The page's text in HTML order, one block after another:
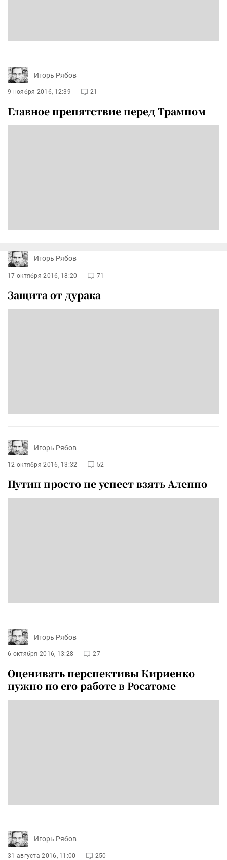
Игорь Рябов
9 ноября 2016, 12:39 21
Главное препятствие перед Трампом
Игорь Рябов
17 октября 2016, 18:20 71
Защита от дурака
Игорь Рябов
12 октября 2016, 13:32 52
Путин просто не успеет взять Алеппо
Игорь Рябов
6 октября 2016, 13:28 27
Оценивать перспективы Кириенко
нужно по его работе в Росатоме
Игорь Рябов
31 августа 2016, 11:00 250